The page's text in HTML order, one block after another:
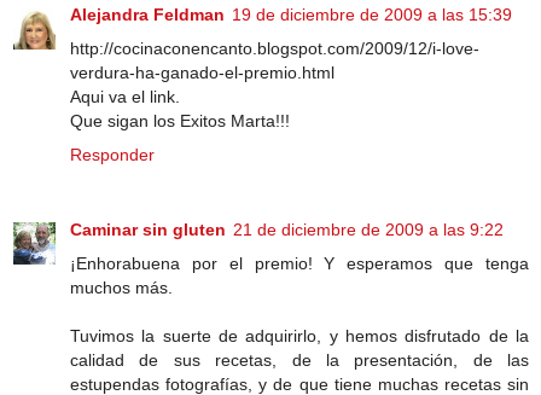
Alejandra Feldman 19 de diciembre de 2009 a las 15:39
http://cocinaconencanto.blogspot.com/2009/12/i-love-
verdura-ha-ganado-el-premio.html
Aqui va el link.
Que sigan los Exitos Marta!!!
Responder
Caminar sin gluten 21 de diciembre de 2009 a las 9:22
¡Enhorabuena por el premio! Y esperamos que tenga
muchos más.
Tuvimos la suerte de adquirirlo, y hemos disfrutado de la
calidad de sus recetas, de la presentación, de las
estupendas fotografías, y de que tiene muchas recetas sin